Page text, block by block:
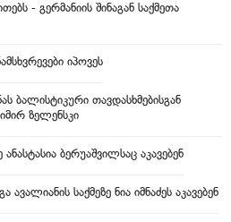
- გერმანიის შინაგან საქმეთა
იპოვეს
ბალისტიკური თავდასხმებისგან
ზელენსკი
ანასტასია ბერუაშვილსაც აკავებენ
საქმეზე ნია იმნაძეს აკავებენ